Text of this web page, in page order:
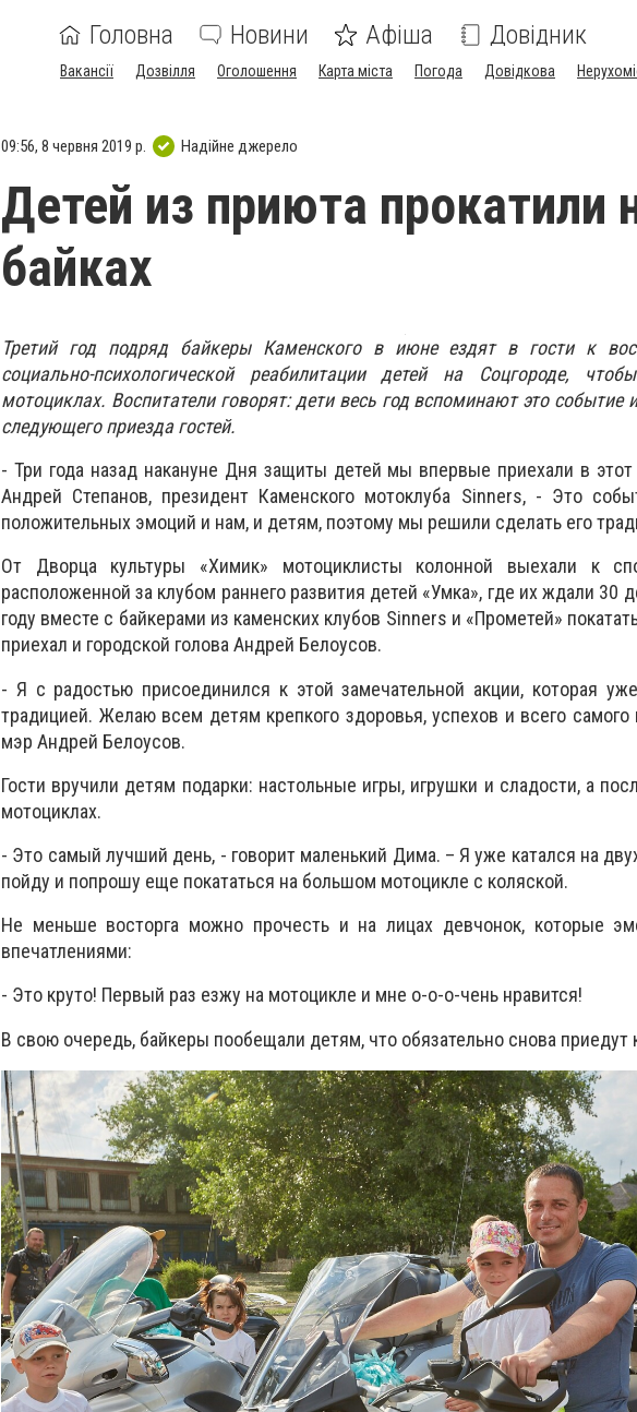
Головна Новини Афіша Довідник
Вакансії Дозвілля Оголошення Карта міста Погода Довідкова
09:56, 8 червня 2019 р. Надійне джерело
Детей из приюта прокатили
байках
Третий год подряд байкеры Каменского в июне ездят в гости к
социально-психологической реабилитации детей на Соцгороде,
мотоциклах. Воспитатели говорят: дети весь год вспоминают это событие
следующего приезда гостей.
- Три года назад накануне Дня защиты детей мы впервые приехали в
Андрей Степанов, президент Каменского мотоклуба Sinners, - Это
положительных эмоций и нам, и детям, поэтому мы решили сделать его
От Дворца культуры «Химик» мотоциклисты колонной выехали к
расположенной за клубом раннего развития детей «Умка», где их ждали
году вместе с байкерами из каменских клубов Sinners и «Прометей»
приехал и городской голова Андрей Белоусов.
- Я с радостью присоединился к этой замечательной акции, которая
традицией. Желаю всем детям крепкого здоровья, успехов и всего самого
мэр Андрей Белоусов.
Гости вручили детям подарки: настольные игры, игрушки и сладости, а
мотоциклах.
- Это самый лучший день, - говорит маленький Дима. – Я уже катался на
пойду и попрошу еще покататься на большом мотоцикле с коляской.
Не меньше восторга можно прочесть и на лицах девчонок, которые
впечатлениями:
- Это круто! Первый раз езжу на мотоцикле и мне о-о-о-чень нравится!
В свою очередь, байкеры пообещали детям, что обязательно снова приедут